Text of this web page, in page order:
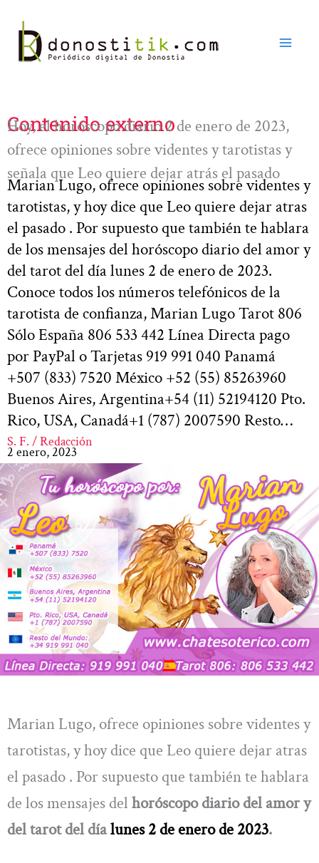
contenido
Contenido externo
Hoy, el horóscopo diario 2 de enero de 2023,
ofrece opiniones sobre videntes y tarotistas y
señala que Leo quiere dejar atrás el pasado
Marian Lugo, ofrece opiniones sobre videntes y
tarotistas, y hoy dice que Leo quiere dejar atras
el pasado . Por supuesto que también te hablara
de los mensajes del horóscopo diario del amor y
del tarot del día lunes 2 de enero de 2023.
Conoce todos los números telefónicos de la
tarotista de confianza, Marian Lugo Tarot 806
Sólo España 806 533 442 Línea Directa pago
por PayPal o Tarjetas 919 991 040 Panamá
+507 (833) 7520 México +52 (55) 85263960
Buenos Aires, Argentina+54 (11) 52194120 Pto.
Rico, USA, Canadá+1 (787) 2007590 Resto…
S. F. / Redacción
2 enero, 2023
Marian Lugo, ofrece opiniones sobre videntes y
tarotistas, y hoy dice que Leo quiere dejar atras
el pasado . Por supuesto que también te hablara
de los mensajes del horóscopo diario del amor y
del tarot del díalunes 2 de enero de 2023.